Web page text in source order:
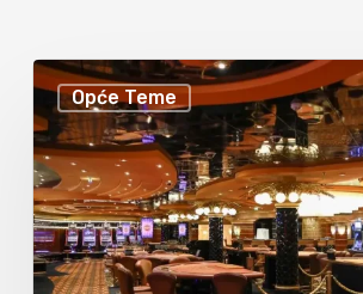
Opće Teme